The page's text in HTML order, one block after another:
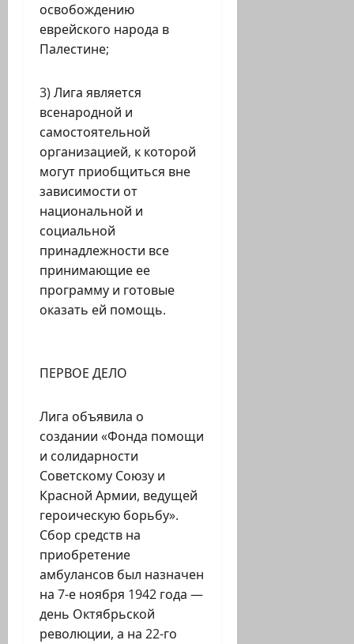
освобождению
еврейского народа в
Палестине;
3) Лига является
всенародной и
самостоятельной
организацией, к которой
могут приобщиться вне
зависимости от
национальной и
социальной
принадлежности все
принимающие ее
программу и готовые
оказать ей помощь.
ПЕРВОЕ ДЕЛО
Лига объявила о
создании «Фонда помощи
и солидарности
Советскому Союзу и
Красной Армии, ведущей
героическую борьбу».
Сбор средств на
приобретение
амбулансов был назначен
на 7-е ноября 1942 года —
день Октябрьской
революции, а на 22-го